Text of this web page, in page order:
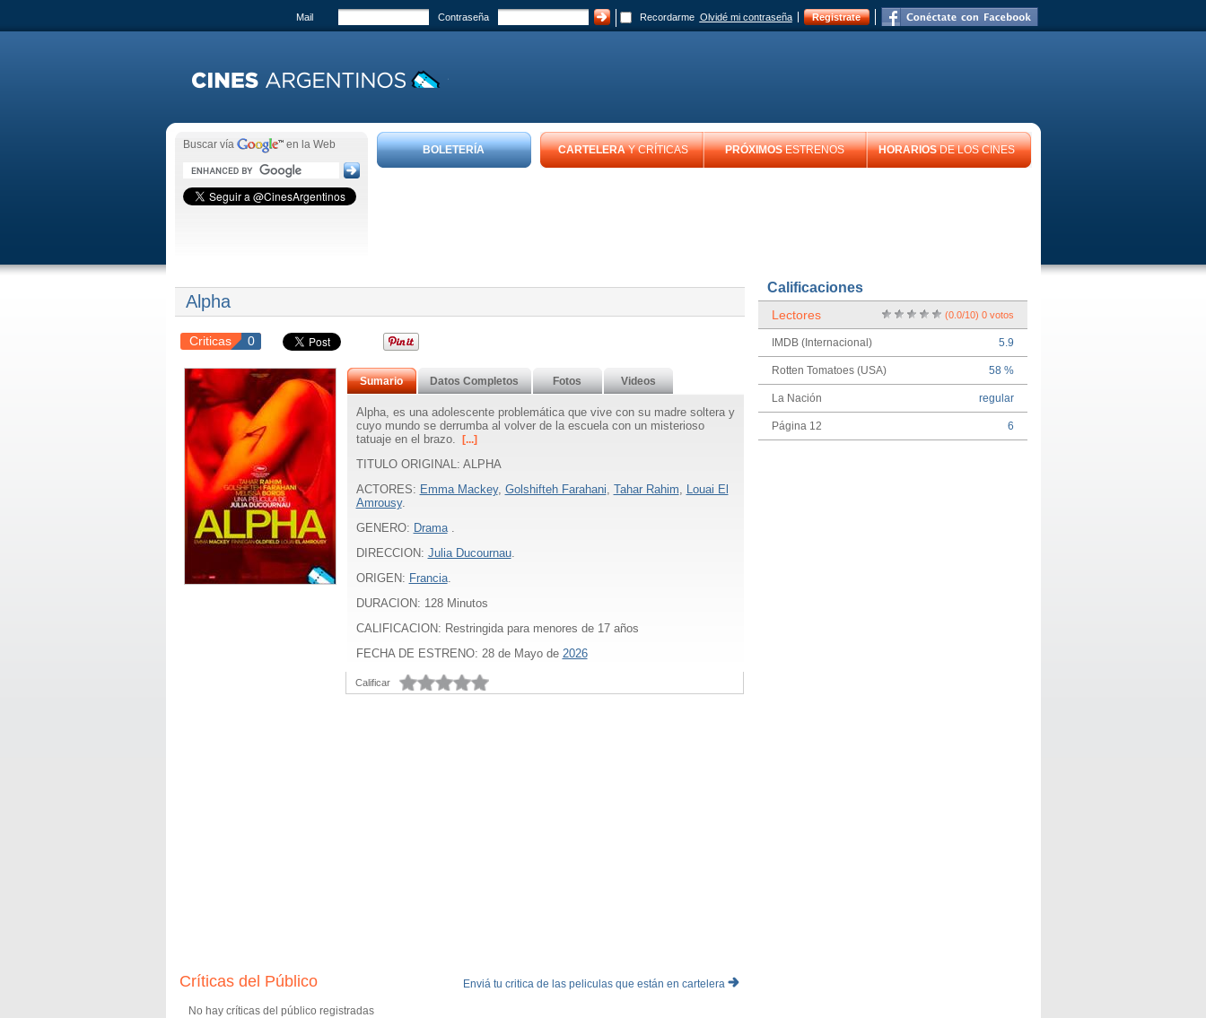
Mail Contraseña Recordarme Olvidé mi contraseña Registrate
Buscar vía en la Web BOLETERÍA CARTELERAY CRÍTICAS PRÓXIMOSESTRENOS HORARIOSDE LOS CINES
Alpha
Criticas 0
Sumario Datos Completos Fotos Videos
Alpha, es una adolescente problemática que vive con su madre soltera y
cuyo mundo se derrumba al volver de la escuela con un misterioso
tatuaje en el brazo.
[...]
TITULO ORIGINAL: ALPHA
ACTORES: Emma Mackey, Golshifteh Farahani, Tahar Rahim, Louai El
Amrousy.
GENERO: Drama.
DIRECCION: Julia Ducournau.
ORIGEN: Francia.
DURACION: 128Minutos
CALIFICACION: Restringida para menores de 17 años
FECHA DE ESTRENO: 28 de Mayo de 2026
Calificar
Enviá tu critica de las peliculas que están en cartelera
Críticas del Público
No hay críticas del público registradas
Calificaciones
Lectores (0.0/10) 0votos
IMDB (Internacional) 5.9
Rotten Tomatoes (USA) 58 %
La Nación regular
Página 12 6